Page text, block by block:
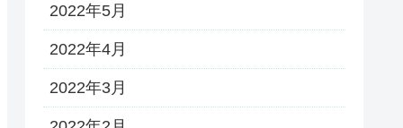
2022年5月
2022年4月
2022年3月